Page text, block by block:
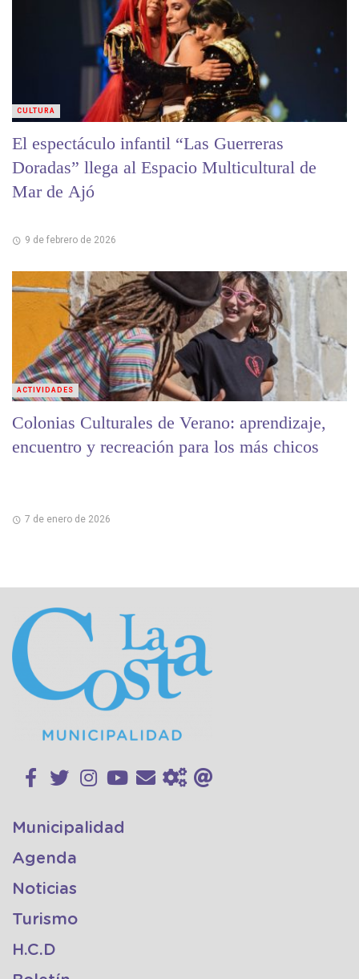
El espectáculo infantil “Las Guerreras
Doradas” llega al Espacio Multicultural de
Mar de Ajó
9 de febrero de 2026
CULTURA
Colonias Culturales de Verano: aprendizaje,
encuentro y recreación para los más chicos
7 de enero de 2026
ACTIVIDADES
Municipalidad
Agenda
Noticias
Turismo
H.C.D